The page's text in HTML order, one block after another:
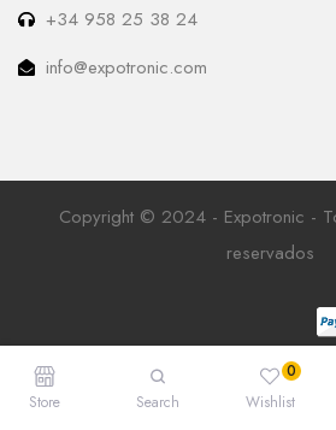
+34 958 25 38 24
info@expotronic.com
Copyright © 2024 - Expotronic -
reservados
Store Search Wishlist